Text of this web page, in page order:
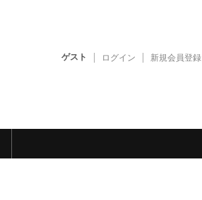
ゲスト ログイン 新規会員登録